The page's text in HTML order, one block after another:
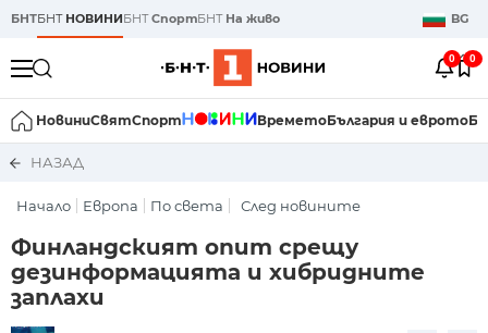
БНТБНТ НОВИНИБНТСпортБНТ На живо BG
0 0
НовиниСвятСпорт ВреметоБългария и еврото
НАЗАД
Начало Европа По света След новините
Финландският опит срещу
дезинформацията и хибридните
заплахи